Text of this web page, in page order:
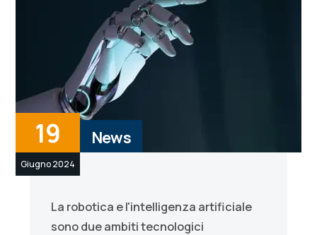
19
Giugno 2024
News
La robotica e l'intelligenza artificiale
sono due ambiti tecnologici